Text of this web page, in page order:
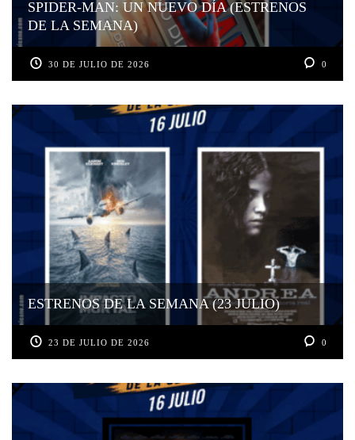
SPIDER-MAN: UN NUEVO DÍA (ESTRENOS
DE LA SEMANA)
30 DE JULIO DE 2026 0
ESTRENOS DE LA SEMANA (23 JULIO)
23 DE JULIO DE 2026 0